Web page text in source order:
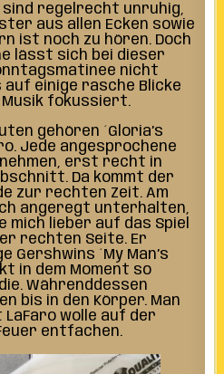
sind regelrecht unruhig,
aus allen Ecken sowie
ist noch zu hören. Doch
lässt sich bei dieser
nicht
einige rasche Blicke
Musik fokussiert.
gehören ´Gloria’s
Jede angesprochene
erst recht in
Da kommt der
zur rechten Zeit. Am
angeregt unterhalten,
lieber auf das Spiel
rechten Seite. Er
Gershwins ´My Man’s
in dem Moment so
Währenddessen
bis in den Körper. Man
wolle auf der
entfachen.